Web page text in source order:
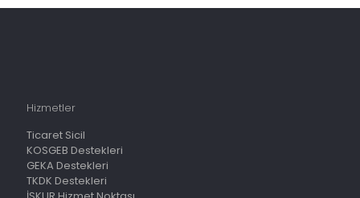
Hizmetler
Ticaret Sicil
KOSGEB Destekleri
GEKA Destekleri
TKDK Destekleri